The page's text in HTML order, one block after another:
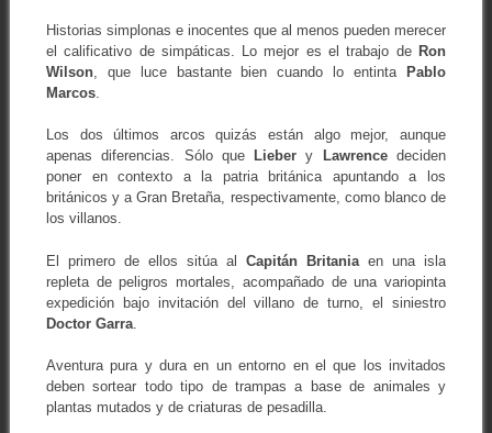
Historias simplonas e inocentes que al menos pueden merecer
el calificativo de simpáticas. Lo mejor es el trabajo deRon
Wilson, que luce bastante bien cuando lo entintaPablo
Marcos.
Los dos últimos arcos quizás están algo mejor, aunque
apenas diferencias. Sólo que
Lieber y Lawrencedeciden
poner en contexto a la patria británica apuntando a los
británicos y a Gran Bretaña, respectivamente, como blanco de
los villanos.
El primero de ellos sitúa al Capitán Britania en una isla
repleta de peligros mortales, acompañado de una variopinta
expedición bajo invitación del villano de turno, el siniestro
Doctor Garra.
Aventura pura y dura en un entorno en el que los invitados
deben sortear todo tipo de trampas a base de animales y
plantas mutados y de criaturas de pesadilla.